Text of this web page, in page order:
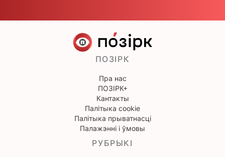
ПОЗІРК
Пра нас
ПОЗІРК+
Кантакты
Палітыка cookie
Палітыка прыватнасці
Палажэнні і ўмовы
РУБРЫКІ